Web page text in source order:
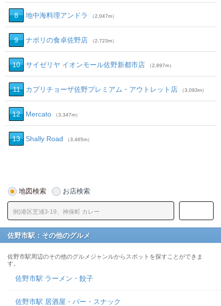
8 地中海料理アンドラ （2,047m）
9 ナポリの食卓佐野店 （2,723m）
10 サイゼリヤ イオンモール佐野新都市店 （2,897m）
11 カプリチョーザ佐野プレミアム・アウトレット店 （3,093m）
12 Mercato （3,347m）
13 Shally Road （3,465m）
地図検索 お店検索
佐野市駅：その他のグルメ
佐野市駅周辺のその他のグルメジャンルからスポットを探すことができま
す。
佐野市駅 ラーメン・餃子
佐野市駅 居酒屋・バー・スナック